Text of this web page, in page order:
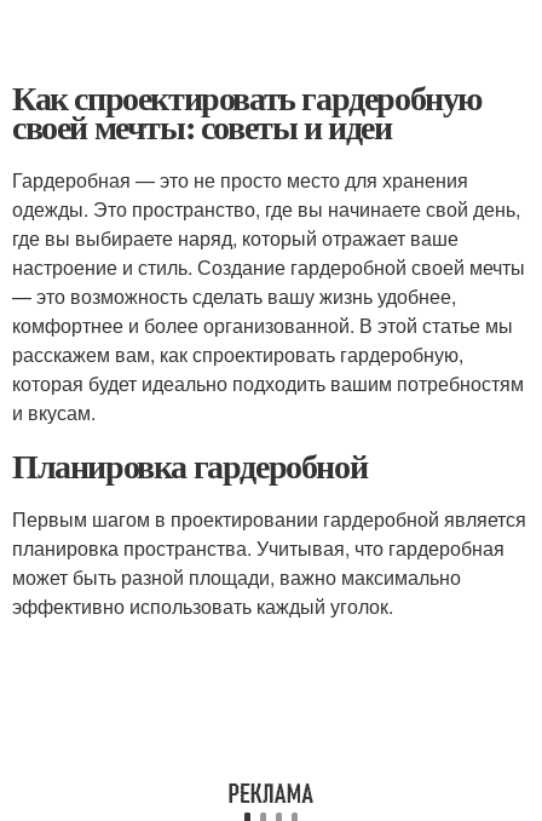
Как спроектировать гардеробную
своей мечты: советы и идеи
Гардеробная — это не просто место для хранения
одежды. Это пространство, где вы начинаете свой день,
где вы выбираете наряд, который отражает ваше
настроение и стиль. Создание гардеробной своей мечты
— это возможность сделать вашу жизнь удобнее,
комфортнее и более организованной. В этой статье мы
расскажем вам, как спроектировать гардеробную,
которая будет идеально подходить вашим потребностям
и вкусам.
Планировка гардеробной
Первым шагом в проектировании гардеробной является
планировка пространства. Учитывая, что гардеробная
может быть разной площади, важно максимально
эффективно использовать каждый уголок.